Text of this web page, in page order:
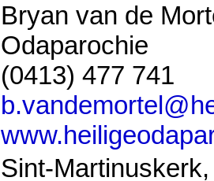
Bryan van de
Odaparochie
(0413) 477 741
Sint-